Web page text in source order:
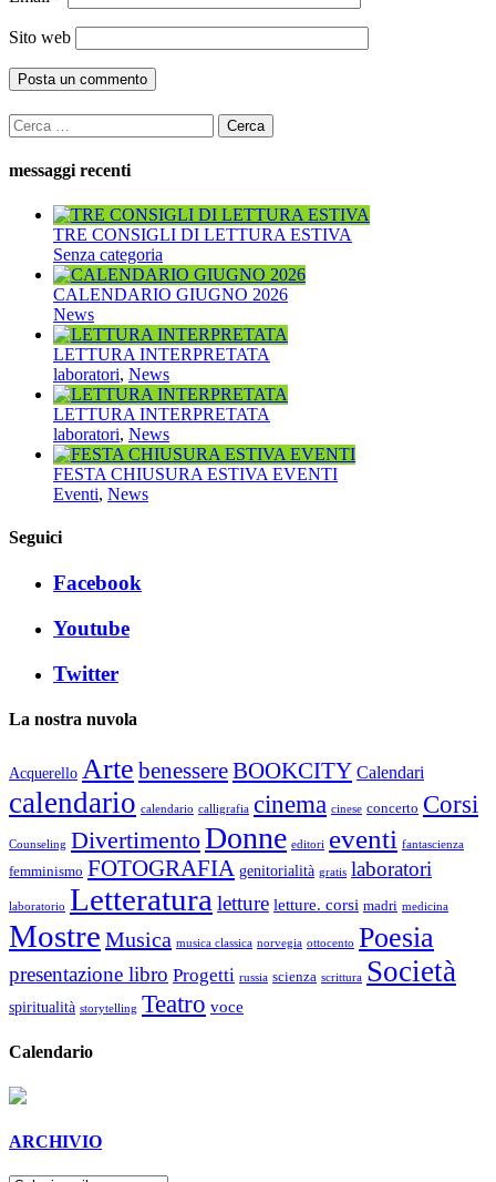
Sito web
Ricerca
per:
messaggi recenti
TRE CONSIGLI DI LETTURA ESTIVA
Senza categoria
CALENDARIO GIUGNO 2026
News
LETTURA INTERPRETATA
laboratori, News
LETTURA INTERPRETATA
laboratori, News
FESTA CHIUSURA ESTIVA EVENTI
Eventi, News
Seguici
Facebook
Youtube
Twitter
La nostra nuvola
Acquerello Arte benessereBOOKCITY Calendari
calendario calendario calligrafia cinema cinese concerto Corsi
Counseling DivertimentoDonne editori eventi fantascienza
femminismo FOTOGRAFIA genitorialità gratis laboratori
laboratorio Letteratura letture letture. corsi madri medicina
Mostre Musica musica classica norvegia ottocento Poesia
presentazione libro Progetti russia scienza scrittura Società
spiritualità storytelling Teatro voce
Calendario
ARCHIVIO